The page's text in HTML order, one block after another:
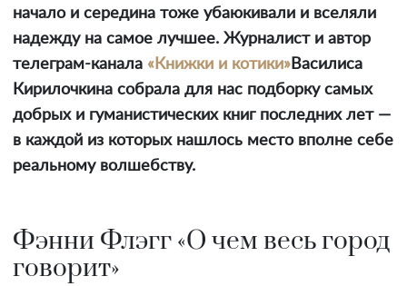
начало и середина тоже убаюкивали и вселяли
надежду на самое лучшее. Журналист и автор
телеграм-канала «Книжки и котики» Василиса
Кирилочкина собрала для нас подборку самых
добрых и гуманистических книг последних лет —
в каждой из которых нашлось место вполне себе
реальному волшебству.
Фэнни Флэгг «О чем весь город
говорит»